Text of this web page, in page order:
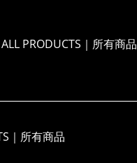
ALL PRODUCTS｜所有商品
｜所有商品